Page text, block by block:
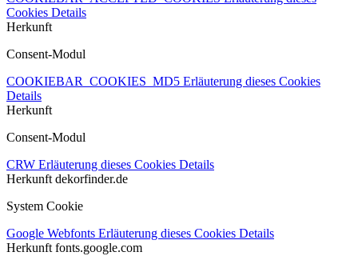
Cookies Details
Herkunft
Consent-Modul
COOKIEBAR_COOKIES_MD5 Erläuterung dieses Cookies
Details
Herkunft
Consent-Modul
CRW Erläuterung dieses Cookies Details
Herkunft dekorfinder.de
System Cookie
Google Webfonts Erläuterung dieses Cookies Details
Herkunft fonts.google.com